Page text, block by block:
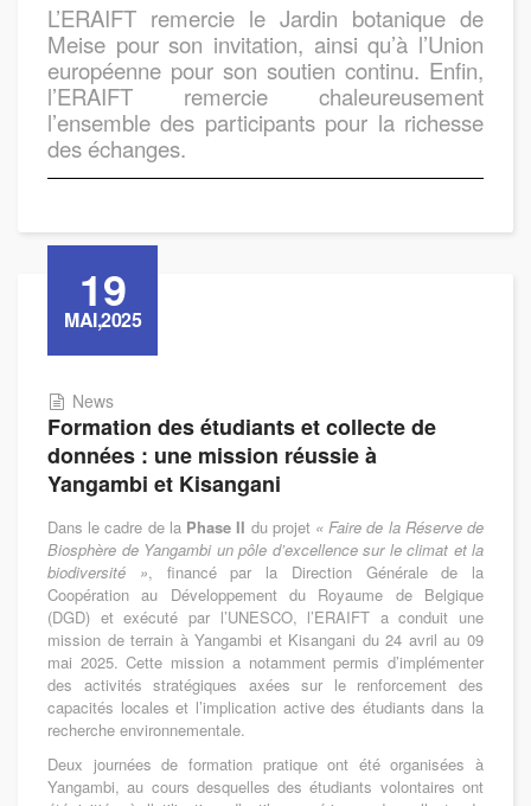
L’ERAIFT remercie le Jardin botanique de
Meise pour son invitation, ainsi qu’à l’Union
européenne pour son soutien continu. Enfin,
l’ERAIFT remercie chaleureusement
l’ensemble des participants pour la richesse
des échanges.
19
MAI,2025
News
Formation des étudiants et collecte de
données : une mission réussie à
Yangambi et Kisangani
Dans le cadre de la Phase II du projet « Faire de la Réserve de
Biosphère de Yangambi un pôle d’excellence sur le climat et la
biodiversité », financé par la Direction Générale de la
Coopération au Développement du Royaume de Belgique
(DGD) et exécuté par l’UNESCO, l’ERAIFT a conduit une
mission de terrain à Yangambi et Kisangani du 24 avril au 09
mai 2025. Cette mission a notamment permis d’implémenter
des activités stratégiques axées sur le renforcement des
capacités locales et l’implication active des étudiants dans la
recherche environnementale.
Deux journées de formation pratique ont été organisées à
Yangambi, au cours desquelles des étudiants volontaires ont